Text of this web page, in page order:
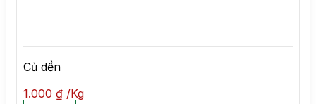
Củ dền
1.000 ₫ Kg